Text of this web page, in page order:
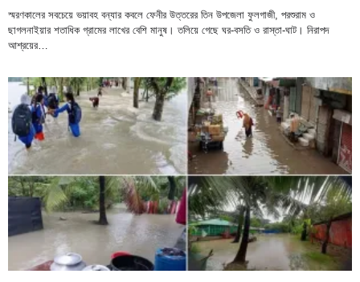
স্মরণকালের সবচেয়ে ভয়াবহ বন্যার কবলে ফেনীর উত্তরের তিন উপজেলা ফুলগাজী, পরশুরাম ও
ছাগলনাইয়ার শতাধিক গ্রামের লাখের বেশি মানুষ। তলিয়ে গেছে ঘর-বসতি ও রাস্তা-ঘাট। নিরাপদ
আশ্রয়ের…